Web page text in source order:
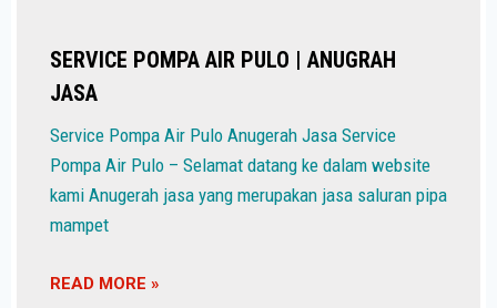
SERVICE POMPA AIR PULO | ANUGRAH
JASA
Service Pompa Air Pulo Anugerah Jasa Service
Pompa Air Pulo – Selamat datang ke dalam website
kami Anugerah jasa yang merupakan jasa saluran pipa
mampet
READ MORE »